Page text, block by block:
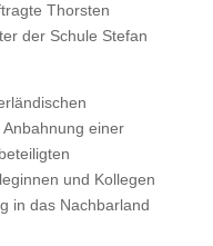
Thorsten
der Schule Stefan
einer
und Kollegen
in das Nachbarland